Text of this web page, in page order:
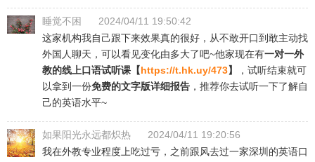
睡觉不困
2024/04/11 19:50:42
这家机构我自己跟下来效果真的很好，从不敢开口到敢主动找
外国人聊天，可以看见变化由多大了吧~他家现在有一对一外
教的线上口语试听课【https://t.hk.uy/473】
，试听结束就可
以拿到一份免费的文字版详细报告 ，推荐你去试听一下了解自
己的英语水平~
如果阳光永远都炽热
2024/04/11 19:20:56
我在外教专业程度上吃过亏，之前跟风去过一家深圳的英语口